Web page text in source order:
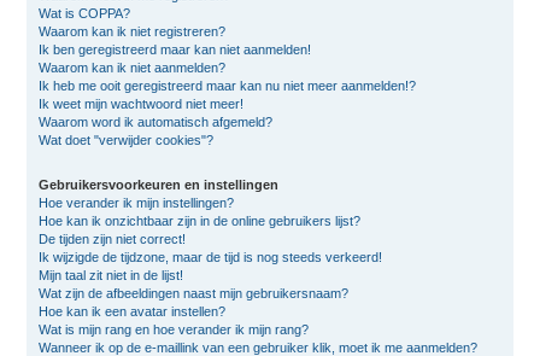
Wat is COPPA?
Waarom kan ik niet registreren?
Ik ben geregistreerd maar kan niet aanmelden!
Waarom kan ik niet aanmelden?
Ik heb me ooit geregistreerd maar kan nu niet meer aanmelden!?
Ik weet mijn wachtwoord niet meer!
Waarom word ik automatisch afgemeld?
Wat doet "verwijder cookies"?
Gebruikersvoorkeuren en instellingen
Hoe verander ik mijn instellingen?
Hoe kan ik onzichtbaar zijn in de online gebruikers lijst?
De tijden zijn niet correct!
Ik wijzigde de tijdzone, maar de tijd is nog steeds verkeerd!
Mijn taal zit niet in de lijst!
Wat zijn de afbeeldingen naast mijn gebruikersnaam?
Hoe kan ik een avatar instellen?
Wat is mijn rang en hoe verander ik mijn rang?
Wanneer ik op de e-maillink van een gebruiker klik, moet ik me aanmelden?